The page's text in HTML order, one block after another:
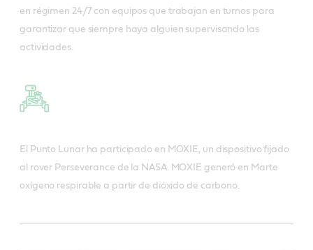
en régimen 24/7 con equipos que trabajan en turnos para
garantizar que siempre haya alguien supervisando las
actividades.
El Punto Lunar ha participado en MOXIE, un dispositivo fijado
al rover Perseverance de la NASA. MOXIE generó en Marte
oxígeno respirable a partir de dióxido de carbono.